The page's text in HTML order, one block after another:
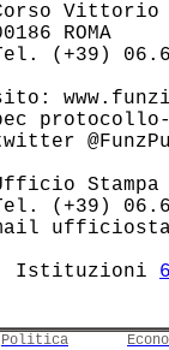
Istituzioni
Politica